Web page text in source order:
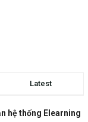
Latest
hệ thống Elearning